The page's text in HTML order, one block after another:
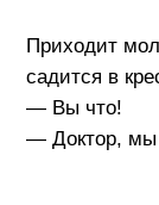
Приходит
садится в
— Вы что!
— Доктор, мы